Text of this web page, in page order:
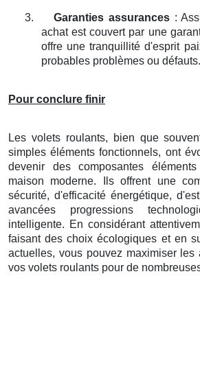
3. Garanties assurances:
achat est couvert par une
offre une tranquillité d'esprit
probables problèmes ou défauts.
Pour conclure finir
Les volets roulants, bien que
simples éléments fonctionnels, ont
devenir des composantes
maison moderne. Ils offrent une
sécurité, d'efficacité énergétique,
avancées progressions
intelligente. En considérant
faisant des choix écologiques et en
actuelles, vous pouvez maximiser les
vos volets roulants pour de